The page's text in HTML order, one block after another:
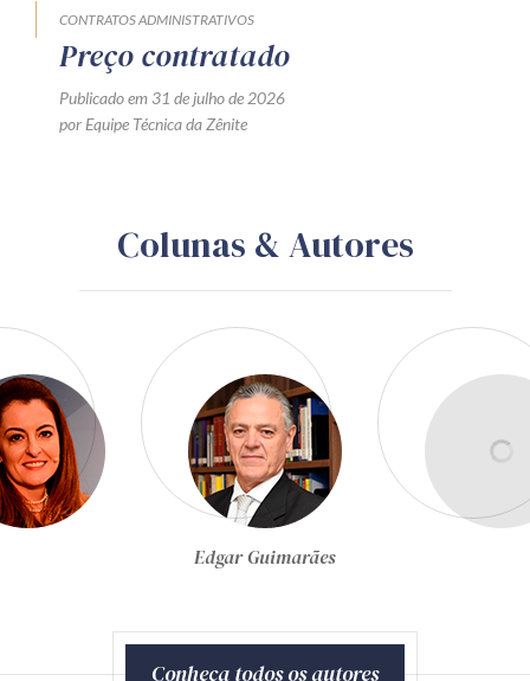
CONTRATOS ADMINISTRATIVOS
Preço contratado
Publicado em 31 de julho de 2026
por Equipe Técnica da Zênite
Colunas & Autores
Egon Bockmann Moreira
Conheça todos os autores